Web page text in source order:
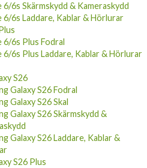
6/6s Skärmskydd & Kameraskydd
6/6s Laddare, Kablar & Hörlurar
6/6s Plus Fodral
6/6s Plus Laddare, Kablar & Hörlurar
S26
Galaxy S26 Fodral
Galaxy S26 Skal
Galaxy S26 Skärmskydd &
Galaxy S26 Laddare, Kablar &
S26 Plus